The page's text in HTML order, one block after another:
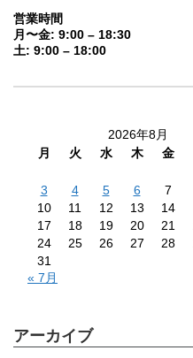
営業時間
月〜金: 9:00 – 18:30
土: 9:00 – 18:00
2026年8月
月
火 水 木 金
3
4 5 6 7
10
11 12 13 14
17
18 19 20 21
24
25 26 27 28
31
« 7月
アーカイブ